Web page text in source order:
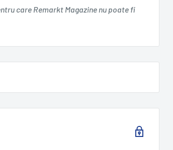
care Remarkt Magazine nu poate fi